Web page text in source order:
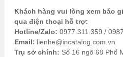
Khách hàng vui lòng xem báo
qua điện thoại hỗ trợ:
Hotline/Zalo: 0977.311.359 /
Email: lienhe@incatalog.com.vn
Trụ sở chính: Số 16 ngõ 68 Phố